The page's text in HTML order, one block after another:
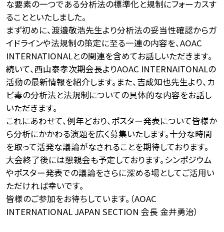
な要素の一つである分析法の標準化と規制にフォーカスす
ることといたしました。
まず初めに、渡邉敬浩先生より分析法の妥当性確認からガ
イドラインや法規制の策定に至る一連の内容を、AOAC
INTERNATIONALとの関連を含めてお話しいただきます。
続いて、西山泰孝次期会長よりAOAC INTERNAITONALの
活動の最新情報を紹介します。また、吉成知也先生より、カ
ビ毒の分析法と法規制についての具体的な内容をお話し
いただきます。
これにあわせて、例年どおり、ポスター発表について皆様か
ら分析にかかわる演題を広く募集いたします。十分な時間
を取って活発な議論がなされることを期待しております。
大会終了後には懇親会も予定しております。シンポジウム
やポスター発表での議論をさらに深める場としてご活用い
ただければ幸いです。
皆様のご参加をお待ちしています。（AOAC
INTERNATIONAL JAPAN SECTION 会長 金井勇治）